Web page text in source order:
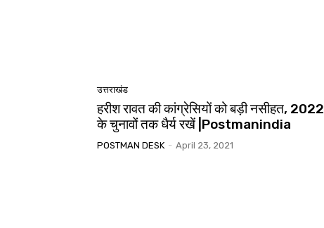
उत्तराखंड
हरीश रावत की कांग्रेसियों को बड़ी नसीहत, 2022
के चुनावों तक धैर्य रखें |Postmanindia
POSTMAN DESK - April 23, 2021